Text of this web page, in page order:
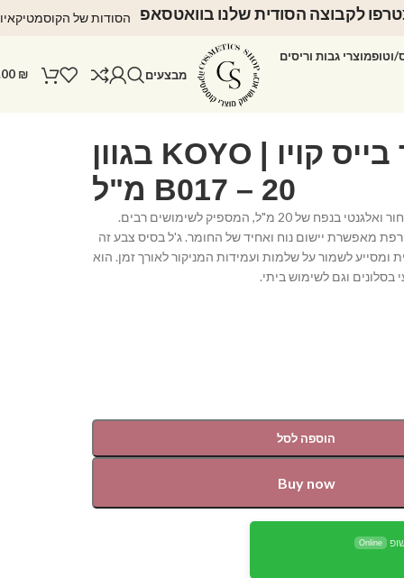
לקבוצה הסודית שלנו בוואטסאפ הסודות של
וטופמוצרי גבות וריסים
מבצעים ₪
ראבר בייס קויו | KOYO בגוון
B017 – 20 מ"ל⁩
המוצר מגיע בבקבוק שחור ואלגנטי בנפח של 20 מ"ל, המספיק לשימושים רבים.
מאפשרת יישום נוח ואחיד של החומר. ג'ל בסיס צבע זה
ומסייע לשמור על שלמות ועמידות המניקור לאורך זמן. הוא
וגם לשימוש ביתי.
הוספה לסל
Buy now
Online